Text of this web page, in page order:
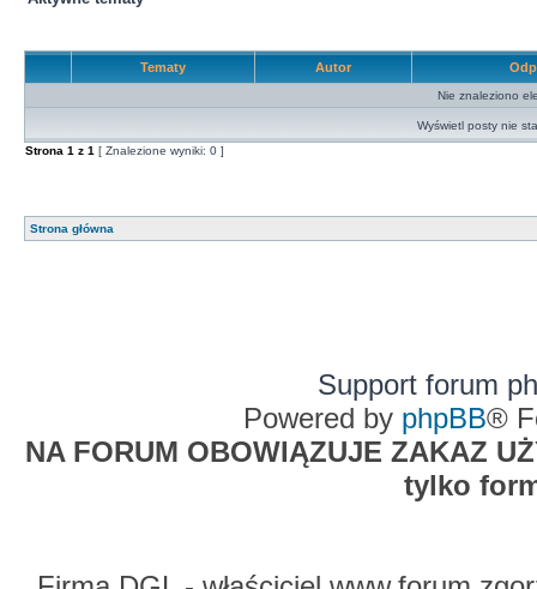
Tematy Autor
Nie znaleziono
Wyświetl posty nie
Strona 1 z 1 [ Znalezione wyniki: 0 ]
Strona główna
Support forum
Powered by phpBB®
NA FORUM OBOWIĄZUJE ZAKAZ
tylko